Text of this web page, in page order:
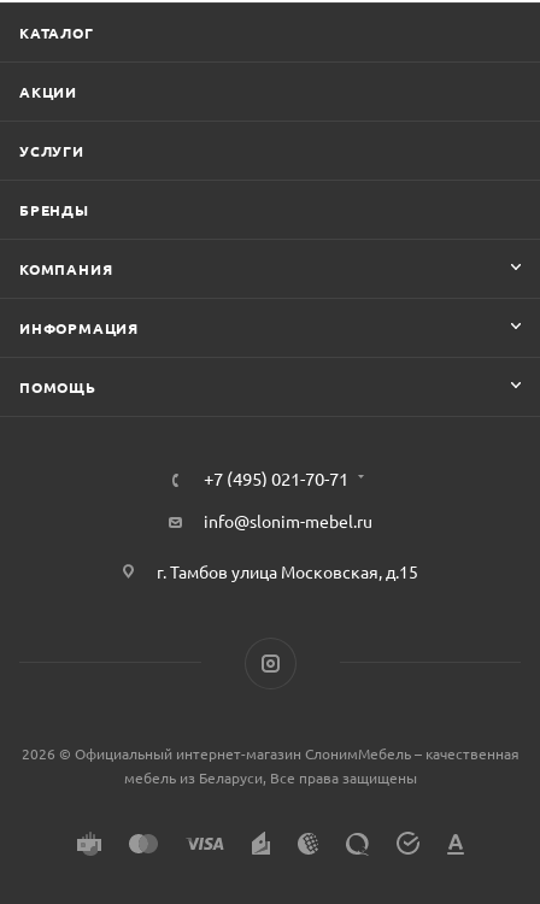
КАТАЛОГ
АКЦИИ
УСЛУГИ
БРЕНДЫ
КОМПАНИЯ
ИНФОРМАЦИЯ
ПОМОЩЬ
+7 (495) 021-70-71
info@slonim-mebel.ru
г. Тамбов улица Московская, д.15
2026 © Официальный интернет-магазин СлонимМебель – качественная
мебель из Беларуси, Все права защищены